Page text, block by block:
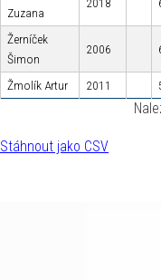
Zuzana
Žerníček
Šimon
2006
Žmolík Artur 2011
Stáhnout jako CSV